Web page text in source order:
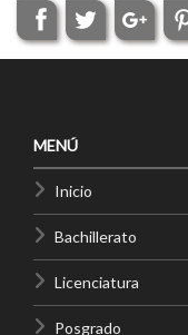
MENÚ
Inicio
Bachillerato
Licenciatura
Posgrado